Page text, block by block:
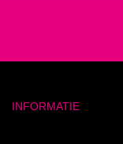
INFORMATIE